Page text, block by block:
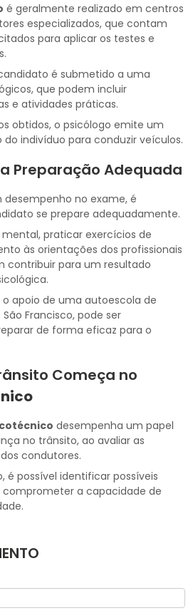
é geralmente realizado em centros
especializados, que contam
para aplicar os testes e
é submetido a uma
que podem incluir
e atividades práticas.
obtidos, o psicólogo emite um
indivíduo para conduzir veículos.
Preparação Adequada
desempenho no exame, é
se prepare adequadamente.
praticar exercícios de
às orientações dos profissionais
contribuir para um resultado
apoio de uma autoescola de
Francisco, pode ser
de forma eficaz para o
Começa no
desempenha um papel
no trânsito, ao avaliar as
condutores.
é possível identificar possíveis
a capacidade de